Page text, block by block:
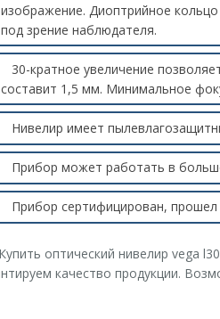
изображение. Диоптрийное
под зрение наблюдателя.
30-кратное увеличение
составит 1,5 мм. Минимальное
Нивелир имеет
Прибор может работать в
Прибор сертифицирован, прошел
Купить оптический нивелир vega
качество продукции.